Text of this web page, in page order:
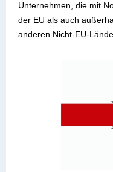
Unternehmen, die mit
der EU als auch
anderen Nicht-EU-